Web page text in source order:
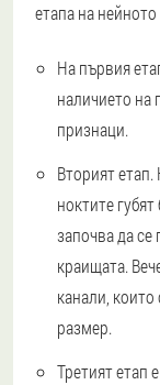
етапа на
На първия
наличието на
признаци.
Вторият
ноктите
започва да
краищата.
канали,
размер.
Третият етап